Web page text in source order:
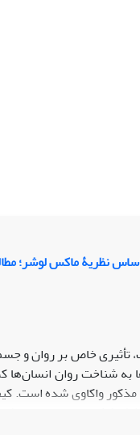
نظریۀ ماکس لوشر؛
خاص بر روان و جسم
شناخت روان
مذکور واکاوی شده است.
درونی،